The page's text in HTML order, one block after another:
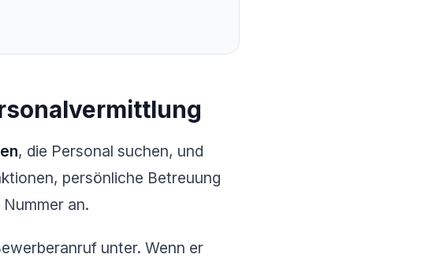
, die Personal suchen, und
persönliche Betreuung
an.
unter. Wenn er